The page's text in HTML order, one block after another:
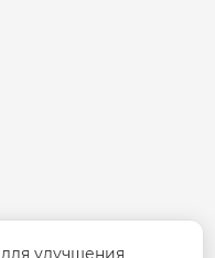
район на
улучшения